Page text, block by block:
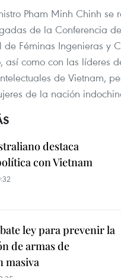
Pham Minh Chinh se
de la Conferencia
de Féminas Ingenieras y
así como con las líderes
de Vietnam,
de la nación
destaca
con Vietnam
ley para prevenir la
de armas de
masiva